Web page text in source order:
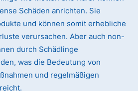
Schäden anrichten. Sie
und können somit erhebliche
verursachen. Aber auch non-
durch Schädlinge
was die Bedeutung von
und regelmäßigen